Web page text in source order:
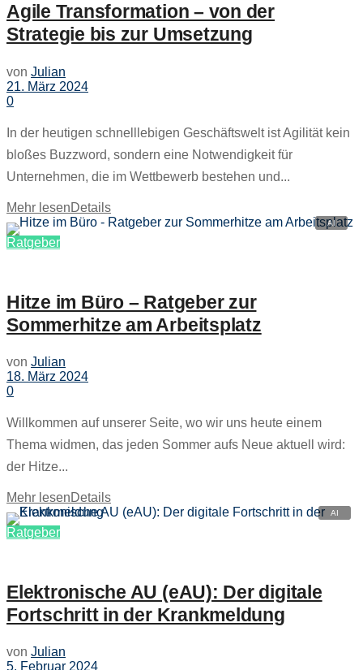
Agile Transformation – von der
Strategie bis zur Umsetzung
von Julian
21. März 2024
0
In der heutigen schnelllebigen Geschäftswelt ist Agilität kein
bloßes Buzzword, sondern eine Notwendigkeit für
Unternehmen, die im Wettbewerb bestehen und...
Mehr lesenDetails
Ratgeber
Hitze im Büro – Ratgeber zur
Sommerhitze am Arbeitsplatz
von Julian
18. März 2024
0
Willkommen auf unserer Seite, wo wir uns heute einem
Thema widmen, das jeden Sommer aufs Neue aktuell wird:
der Hitze...
Mehr lesenDetails
Ratgeber
Elektronische AU (eAU): Der digitale
Fortschritt in der Krankmeldung
von Julian
5. Februar 2024